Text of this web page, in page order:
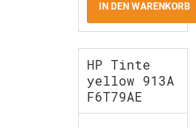
IN DEN WARENKORB
HP Tinte
yellow 913A
F6T79AE